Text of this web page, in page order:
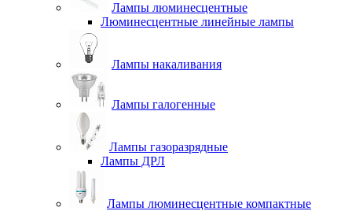
Лампы люминесцентные
Люминесцентные линейные лампы
Лампы накаливания
Лампы галогенные
Лампы газоразрядные
Лампы ДРЛ
Лампы люминесцентные компактные